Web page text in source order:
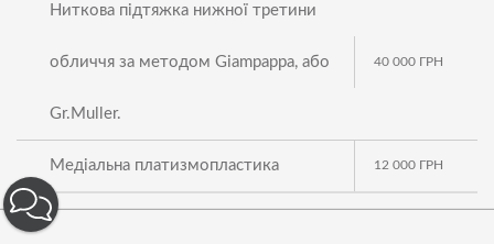
Ниткова підтяжка нижної третини
обличчя за методом Giampappa, або
Gr.Muller.
40 000 ГРН
Медіальна платизмопластика 12 000 ГРН